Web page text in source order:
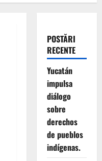
POSTĂRI
RECENTE
Yucatán
impulsa
diálogo
sobre
derechos
de pueblos
indígenas.